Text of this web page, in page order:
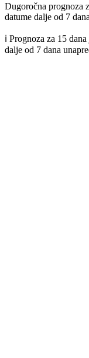
Dugoročna prognoza
datume dalje od 7
ℹ️ Prognoza za 15
dalje od 7 dana